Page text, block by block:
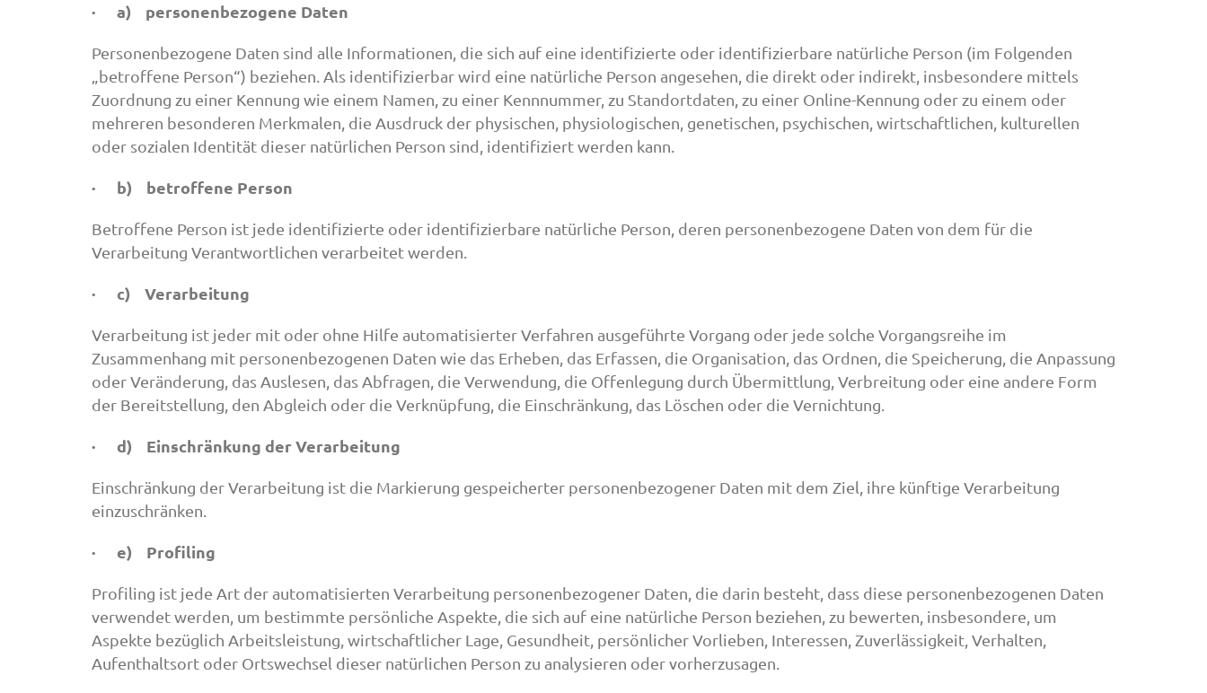
· a) personenbezogene Daten
Personenbezogene Daten sind alle Informationen, die sich auf eine identifizierte oder identifizierbare natürliche Person (im Folgenden
„betroffene Person“) beziehen. Als identifizierbar wird eine natürliche Person angesehen, die direkt oder indirekt, insbesondere mittels
Zuordnung zu einer Kennung wie einem Namen, zu einer Kennnummer, zu Standortdaten, zu einer Online-Kennung oder zu einem oder
mehreren besonderen Merkmalen, die Ausdruck der physischen, physiologischen, genetischen, psychischen, wirtschaftlichen, kulturellen
oder sozialen Identität dieser natürlichen Person sind, identifiziert werden kann.
· b) betroffene Person
Betroffene Person ist jede identifizierte oder identifizierbare natürliche Person, deren personenbezogene Daten von dem für die
Verarbeitung Verantwortlichen verarbeitet werden.
· c) Verarbeitung
Verarbeitung ist jeder mit oder ohne Hilfe automatisierter Verfahren ausgeführte Vorgang oder jede solche Vorgangsreihe im
Zusammenhang mit personenbezogenen Daten wie das Erheben, das Erfassen, die Organisation, das Ordnen, die Speicherung, die Anpassung
oder Veränderung, das Auslesen, das Abfragen, die Verwendung, die Offenlegung durch Übermittlung, Verbreitung oder eine andere Form
der Bereitstellung, den Abgleich oder die Verknüpfung, die Einschränkung, das Löschen oder die Vernichtung.
· d) Einschränkung der Verarbeitung
Einschränkung der Verarbeitung ist die Markierung gespeicherter personenbezogener Daten mit dem Ziel, ihre künftige Verarbeitung
einzuschränken.
· e) Profiling
Profiling ist jede Art der automatisierten Verarbeitung personenbezogener Daten, die darin besteht, dass diese personenbezogenen Daten
verwendet werden, um bestimmte persönliche Aspekte, die sich auf eine natürliche Person beziehen, zu bewerten, insbesondere, um
Aspekte bezüglich Arbeitsleistung, wirtschaftlicher Lage, Gesundheit, persönlicher Vorlieben, Interessen, Zuverlässigkeit, Verhalten,
Aufenthaltsort oder Ortswechsel dieser natürlichen Person zu analysieren oder vorherzusagen.